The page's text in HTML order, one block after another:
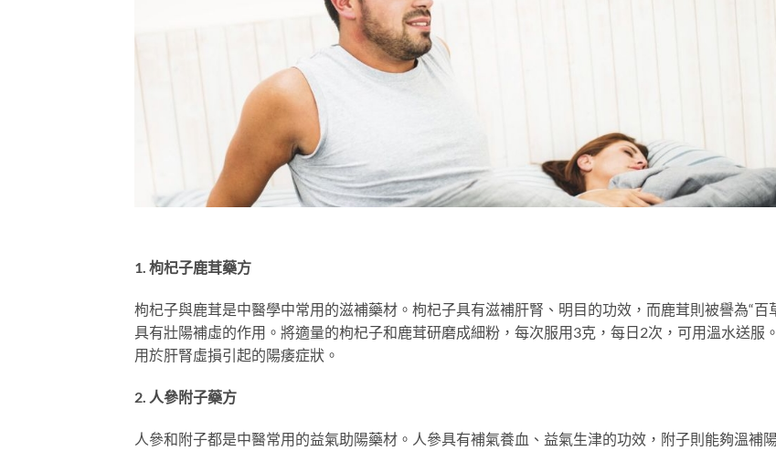
1. 枸杞子鹿茸藥方
枸杞子與鹿茸是中醫學中常用的滋補藥材。枸杞子具有滋補肝腎、明目的功效，而鹿茸則被譽為“百
具有壯陽補虛的作用。將適量的枸杞子和鹿茸研磨成細粉，每次服用3克，每日2次，可用溫水送服
用於肝腎虛損引起的陽痿症狀。
2. 人參附子藥方
人參和附子都是中醫常用的益氣助陽藥材。人參具有補氣養血、益氣生津的功效，附子則能夠溫補